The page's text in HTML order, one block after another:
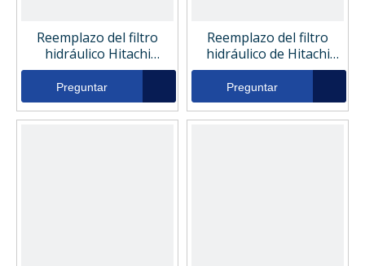
Reemplazo del filtro
hidráulico Hitachi
A1050132354
Preguntar
Reemplazo del filtro
hidráulico de Hitachi
263G257012
Preguntar